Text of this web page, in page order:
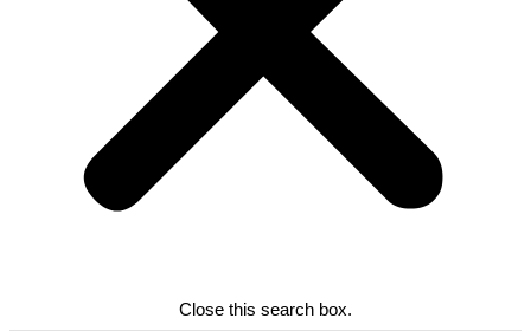
Close this search box.